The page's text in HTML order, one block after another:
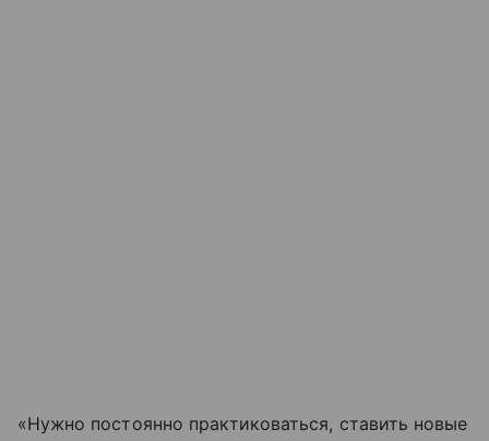
«Нужно постоянно практиковаться, ставить новые